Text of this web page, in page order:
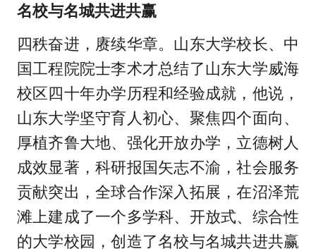
名校与名城共进共赢
四秩奋进，赓续华章。山东大学校长、中
国工程院院士李术才总结了山东大学威海
校区四十年办学历程和经验成就，他说，
山东大学坚守育人初心、聚焦四个面向、
厚植齐鲁大地、强化开放办学，立德树人
成效显著，科研报国矢志不渝，社会服务
贡献突出，全球合作深入拓展，在沼泽荒
滩上建成了一个多学科、开放式、综合性
的大学校园，创造了名校与名城共进共赢